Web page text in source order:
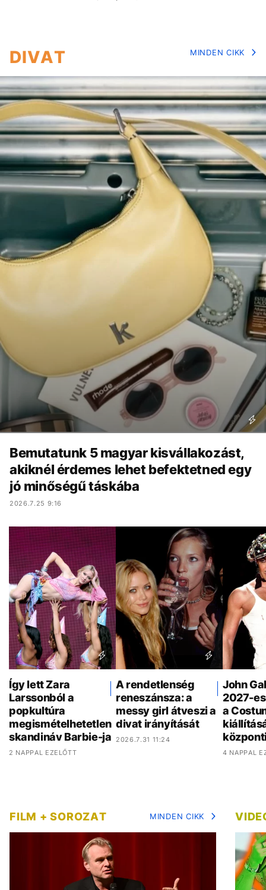
DIVAT MINDEN CIKK
Bemutatunk 5 magyar kisvállakozást,
akiknél érdemes lehet befektetned egy
jó minőségű táskába
2026.7.25 9:16
Így lett Zara
Larssonból a
popkultúra
megismételhetetlen
skandináv Barbie-ja
2 NAPPAL EZELŐTT
A rendetlenség
reneszánsza: a
messy girl átveszi a
divat irányítását
2026.7.31 11:24
John
2027-
a
4 NAPPAL
FILM + SOROZAT MINDEN CIKK